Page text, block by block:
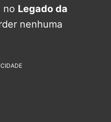
no Legado da
nenhuma